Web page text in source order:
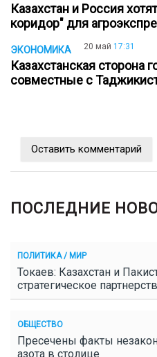
Казахстан и Россия
коридор" для
ЭКОНОМИКА 20 май 17:31
Казахстанская сторона
совместные с
Оставить комментарий
ПОСЛЕДНИЕ
ПОЛИТИКА / МИР
Токаев: Казахстан и
стратегическое
ОБЩЕСТВО
Пресечены факты
азота в столице